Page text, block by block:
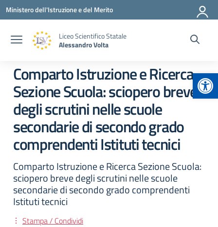
Vai ai contenuti
Vai al menu di navigazione
Vai al footer
Ministero dell'Istruzione e del Merito
Liceo Scientifico Statale
Alessandro Volta
Comparto Istruzione e Ricerca
Sezione Scuola: sciopero breve
degli scrutini nelle scuole
secondarie di secondo grado
comprendenti Istituti tecnici
Comparto Istruzione e Ricerca Sezione Scuola:
sciopero breve degli scrutini nelle scuole
secondarie di secondo grado comprendenti
Istituti tecnici
Stampa / Condividi